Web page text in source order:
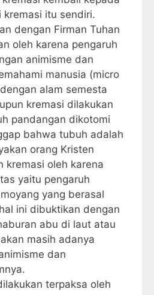
itu sendiri.
dengan Firman Tuhan
oleh karena pengaruh
animisme dan
manusia (micro
alam semesta
kremasi dilakukan
pandangan dikotomi
bahwa tubuh adalah
orang Kristen
kremasi oleh karena
yaitu pengaruh
yang berasal
ini dibuktikan dengan
abu di laut atau
masih adanya
dan
terpaksa oleh